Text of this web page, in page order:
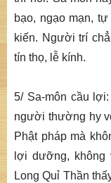
bạo, ngạo mạn,
kiến. Người trí
tín thọ, lễ kính.
5/ Sa-môn cầu
người thường hy
Phật pháp mà
lợi dưỡng,
Long Quỉ Thần